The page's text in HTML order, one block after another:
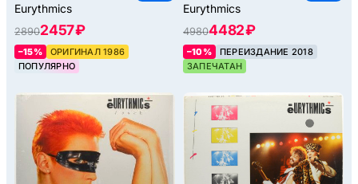
Eurythmics
28902457 ₽
–15%
ОРИГИНАЛ 1986
ПОПУЛЯРНО
Eurythmics
49804482 ₽
–10%
ПЕРЕИЗДАНИЕ 2018
ЗАПЕЧАТАН